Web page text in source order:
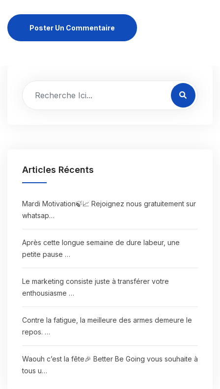
Poster Un Commentaire
Articles Récents
Mardi Motivation🍃📈 Rejoignez nous gratuitement sur
whatsap…
Après cette longue semaine de dure labeur, une
petite pause …
Le marketing consiste juste à transférer votre
enthousiasme …
Contre la fatigue, la meilleure des armes demeure le
repos. …
Waouh c’est la fête🎉 Better Be Going vous souhaite à
tous u…